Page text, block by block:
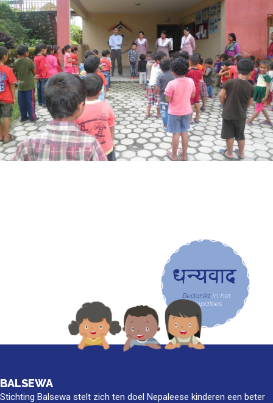
BALSEWA
Stichting Balsewa stelt zich ten doel Nepaleese kinderen een beter